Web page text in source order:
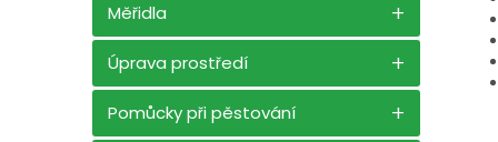
Měřidla
Úprava prostředí
Pomůcky při pěstování